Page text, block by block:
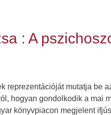
: A
reprezentációját mutatja
hogyan gondolkodik a
könyvpiacon megjelent